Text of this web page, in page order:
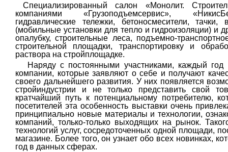
Специализированный салон «Монолит.
компаниями
«Грузоподъемсервис»,
гидравлические тележки, бетоносмесители,
(мобильные установки для тепло и гидроизоляции) и
опалубку, строительные леса, подъемно-
строительной площадки, транспортировку и
раствора на стройплощадке.
Наряду с постоянными участниками, каждый год
компании, которые заявляют о себе и получают
своего дальнейшего развития. У них появляется
стройиндустрии и не только представить свой
кратчайший путь к потенциальному потребителю,
посетителей эта особенность выставки очень
принципиально новые материалы и технологии,
компаний, только-только выходящих на рынок.
технологий услуг, сосредоточенных одной площади,
магазине. Более того, он узнает обо всех новинках,
год в данных сферах.